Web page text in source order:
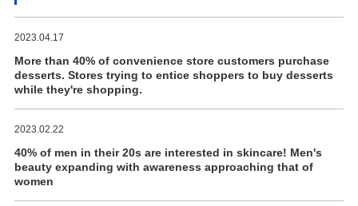
2023.04.17
More than 40% of convenience store customers purchase
desserts. Stores trying to entice shoppers to buy desserts
while they're shopping.
2023.02.22
40% of men in their 20s are interested in skincare! Men's
beauty expanding with awareness approaching that of
women